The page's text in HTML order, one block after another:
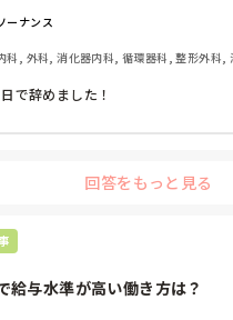
すか？
ーナンス
科, 外科, 消化器内科, 循環器科, 整形外科,
で辞めました！
回答をもっと見る
給与水準が高い働き方は？